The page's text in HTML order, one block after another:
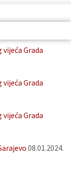
vijeća Grada
vijeća Grada
vijeća Grada
08.01.2024.